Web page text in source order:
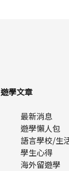
遊學文章
最新消息
遊學懶人包
語言學校/生
學生心得
海外留遊學